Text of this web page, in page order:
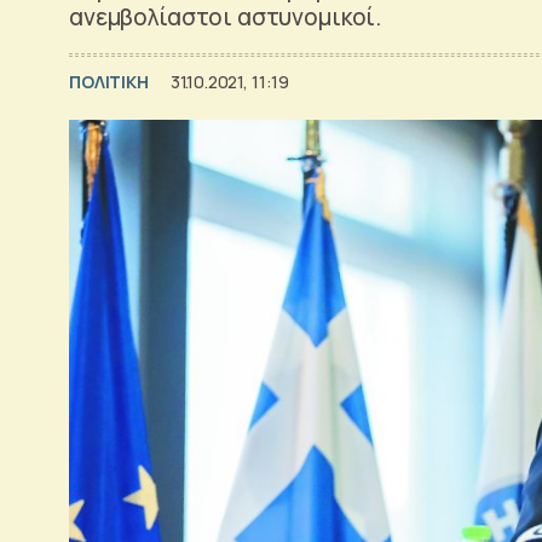
ανεμβολίαστοι αστυνομικοί.
ΠΟΛΙΤΙΚΗ 31.10.2021, 11:19